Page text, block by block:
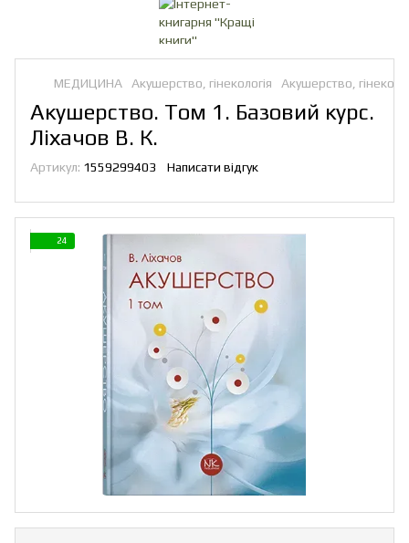
МЕДИЦИНА Акушерство, гінекологія Акушерство,
Акушерство. Том 1. Базовий курс.
Ліхачов В. К.
Артикул: 1559299403 Написати відгук
24